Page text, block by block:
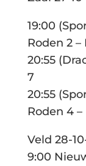
19:00
Roden 2 –
20:55
7
20:55
Roden 4 –
Veld 28-
9:00